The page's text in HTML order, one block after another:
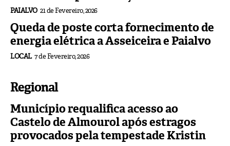
PAIALVO 21 de Fevereiro, 2026
Queda de poste corta fornecimento de
energia elétrica a Asseiceira e Paialvo
LOCAL 7 de Fevereiro, 2026
Regional
Município requalifica acesso ao
Castelo de Almourol após estragos
provocados pela tempestade Kristin